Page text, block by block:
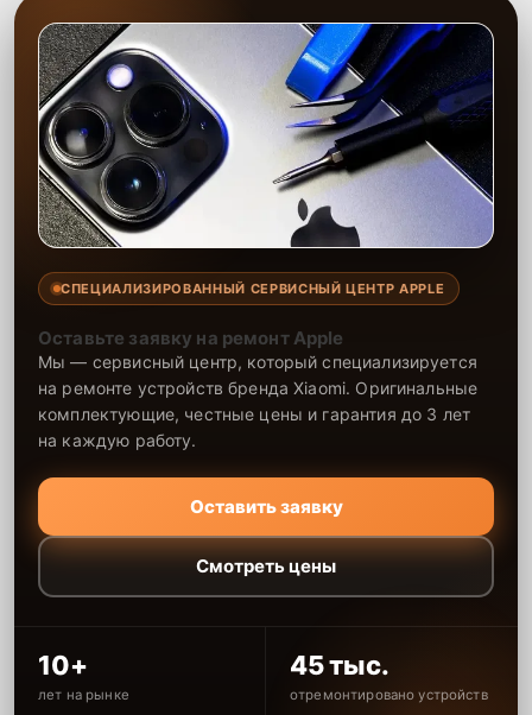
СПЕЦИАЛИЗИРОВАННЫЙ СЕРВИСНЫЙ ЦЕНТР APPLE
Оставьте заявку на ремонт Apple
Мы — сервисный центр, который специализируется
на ремонте устройств бренда Xiaomi. Оригинальные
комплектующие, честные цены и гарантия до 3 лет
на каждую работу.
Оставить заявку
Смотреть цены
10+
лет на рынке
45 тыс.
отремонтировано устройств